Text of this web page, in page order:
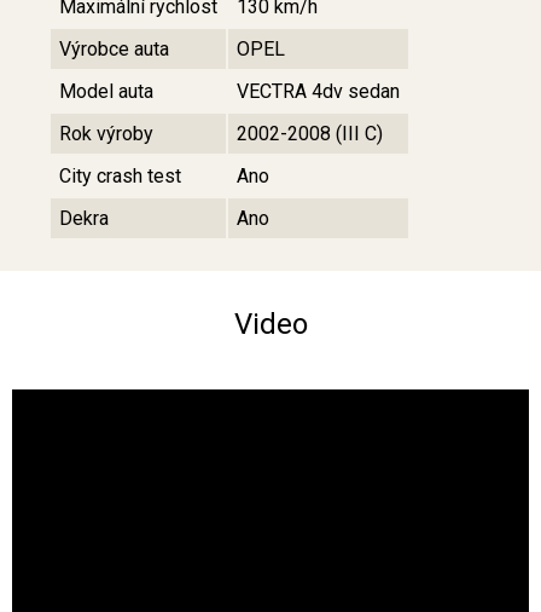
Maximální rychlost
130 km/h
Výrobce auta
OPEL
Model auta
VECTRA 4dv sedan
Rok výroby
2002-2008 (III C)
City crash test
Ano
Dekra
Ano
Video